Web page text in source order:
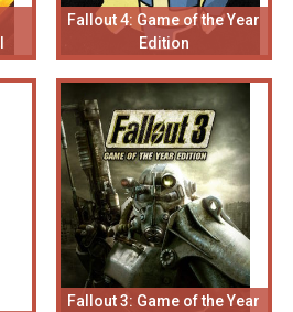
Fallout 4: Game of the Year
Edition
Fallout 3: Game of the Year